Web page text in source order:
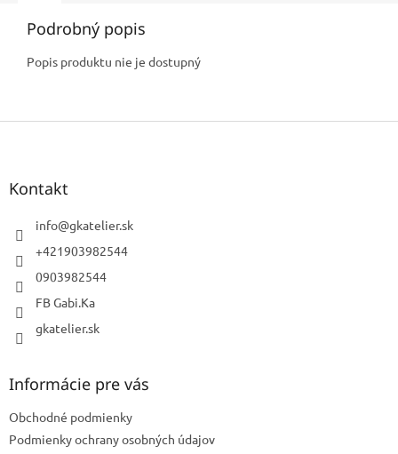
Podrobný popis
Popis produktu nie je dostupný
Z
Kontakt
info@gkatelier.sk
+421903982544
0903982544
FB Gabi.Ka
gkatelier.sk
Informácie pre vás
Obchodné podmienky
Podmienky ochrany osobných údajov